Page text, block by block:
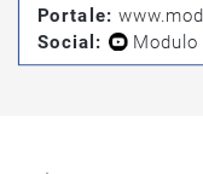
Portale:
Social:
Modulo